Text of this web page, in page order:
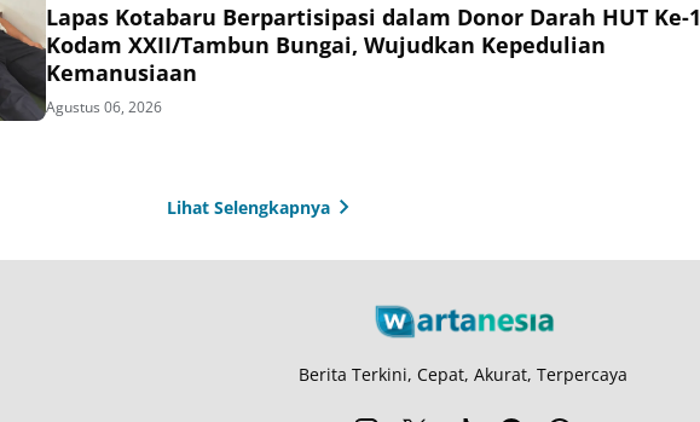
Lapas Kotabaru Berpartisipasi dalam Donor Darah HUT Ke-1
Kodam XXII/Tambun Bungai, Wujudkan Kepedulian
Kemanusiaan
Agustus 06, 2026
Lihat Selengkapnya
Berita Terkini, Cepat, Akurat, Terpercaya